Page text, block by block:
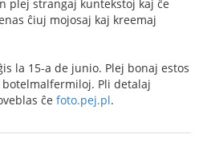
plej strangaj kuntekstoj kaj ĉe
ĉiuj mojosaj kaj kreemaj
la 15-a de junio. Plej bonaj estos
Pli detalaj
ĉe foto.pej.pl.